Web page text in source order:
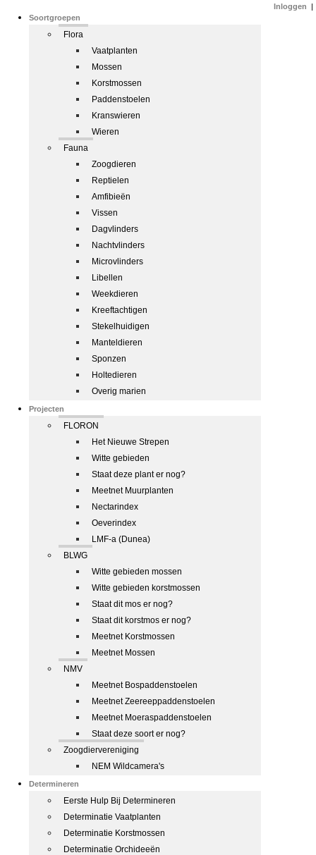
Soortgroepen
Flora
Vaatplanten
Mossen
Korstmossen
Paddenstoelen
Kranswieren
Wieren
Fauna
Zoogdieren
Reptielen
Amfibieën
Vissen
Dagvlinders
Nachtvlinders
Microvlinders
Libellen
Weekdieren
Kreeftachtigen
Stekelhuidigen
Manteldieren
Sponzen
Holtedieren
Overig marien
Projecten
FLORON
Het Nieuwe Strepen
Witte gebieden
Staat deze plant er nog?
Meetnet Muurplanten
Nectarindex
Oeverindex
LMF-a (Dunea)
BLWG
Witte gebieden mossen
Witte gebieden korstmossen
Staat dit mos er nog?
Staat dit korstmos er nog?
Meetnet Korstmossen
Meetnet Mossen
NMV
Meetnet Bospaddenstoelen
Meetnet Zeereeppaddenstoelen
Meetnet Moeraspaddenstoelen
Staat deze soort er nog?
Zoogdiervereniging
NEM Wildcamera's
Determineren
Eerste Hulp Bij Determineren
Determinatie Vaatplanten
Determinatie Korstmossen
Determinatie Orchideeën
Inloggen |